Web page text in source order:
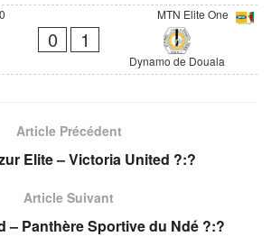
MTN Elite One
0 1
Dynamo de Douala
Article Précédent
Elite – Victoria United ?:?
Article Suivant
– Panthère Sportive du Ndé ?:?